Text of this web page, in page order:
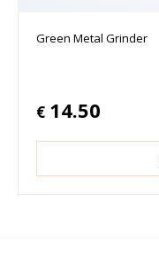
Green Metal Grinder
€ 14.50